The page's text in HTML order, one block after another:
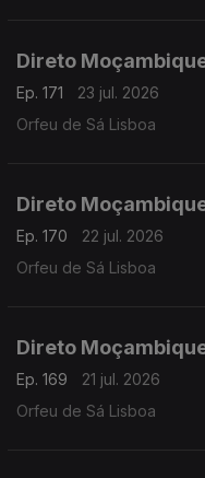
Direto
Ep. 171
23 jul. 2026
Orfeu de Sá Lisboa
Direto
Ep. 170
22 jul. 2026
Orfeu de Sá Lisboa
Direto
Ep. 169
21 jul. 2026
Orfeu de Sá Lisboa